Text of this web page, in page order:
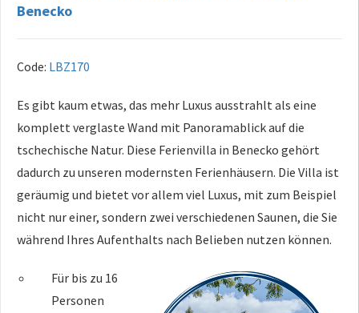
Benecko
Code: LBZ170
Es gibt kaum etwas, das mehr Luxus ausstrahlt als eine
komplett verglaste Wand mit Panoramablick auf die
tschechische Natur. Diese Ferienvilla in Benecko gehört
dadurch zu unseren modernsten Ferienhäusern. Die Villa ist
geräumig und bietet vor allem viel Luxus, mit zum Beispiel
nicht nur einer, sondern zwei verschiedenen Saunen, die Sie
während Ihres Aufenthalts nach Belieben nutzen können.
Für bis zu 16
Personen